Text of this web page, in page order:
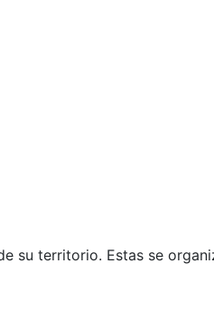
su territorio. Estas se